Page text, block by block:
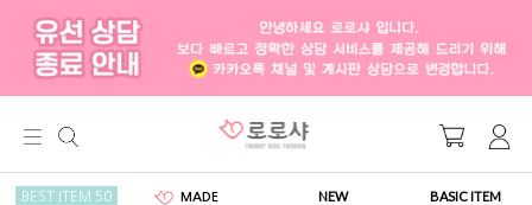
BEST ITEM 50 MADE NEW BASIC ITEM